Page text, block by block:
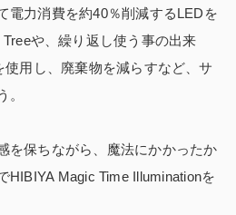
電力消費を約40％削減するLEDを
や、繰り返し使う事の出来
使用し、廃棄物を減らすなど、サ
。
を保ちながら、魔法にかかったか
HIBIYA Magic Time Illuminationを